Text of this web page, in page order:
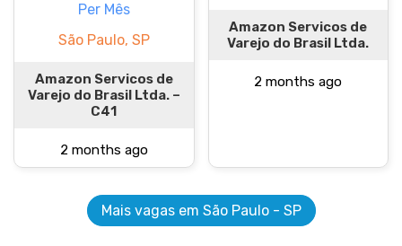
Per Mês
São Paulo, SP
Amazon Servicos de
Varejo do Brasil Ltda. –
C41
2 months ago
Amazon Servicos de
Varejo do Brasil Ltda.
2 months ago
Mais vagas em São Paulo - SP